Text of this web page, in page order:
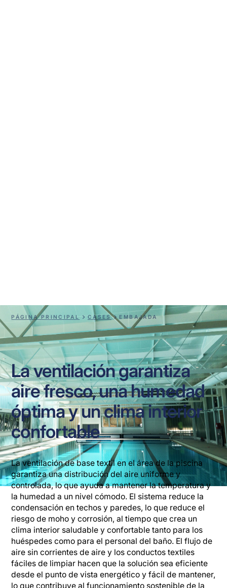
PÁGINA PRINCIPAL CASES EMBAJADA
La ventilación garantiza
aire fresco, una humedad
óptima y un clima interior
confortable
La ventilación de base textil en el área de la piscina
garantiza una distribución del aire uniforme y
controlada, lo que ayuda a mantener la temperatura y
la humedad a un nivel cómodo. El sistema reduce la
condensación en techos y paredes, lo que reduce el
riesgo de moho y corrosión, al tiempo que crea un
clima interior saludable y confortable tanto para los
huéspedes como para el personal del baño. El flujo de
aire sin corrientes de aire y los conductos textiles
fáciles de limpiar hacen que la solución sea eficiente
desde el punto de vista energético y fácil de mantener,
lo que contribuye al funcionamiento sostenible de la